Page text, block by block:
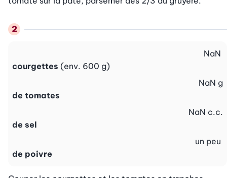
courgettes (env. 600 g)
NaN
de tomates
NaN g
de sel
NaN c.c.
de poivre
un peu